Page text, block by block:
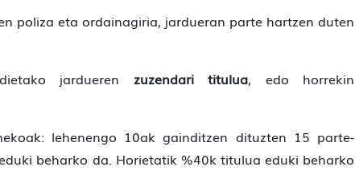
poliza eta ordainagiria, jardueran parte hartzen duten
jardueren zuzendari titulua, edo horrekin
lehenengo 10ak gainditzen dituzten 15 parte-
beharko da. Horietatik %40k titulua eduki beharko